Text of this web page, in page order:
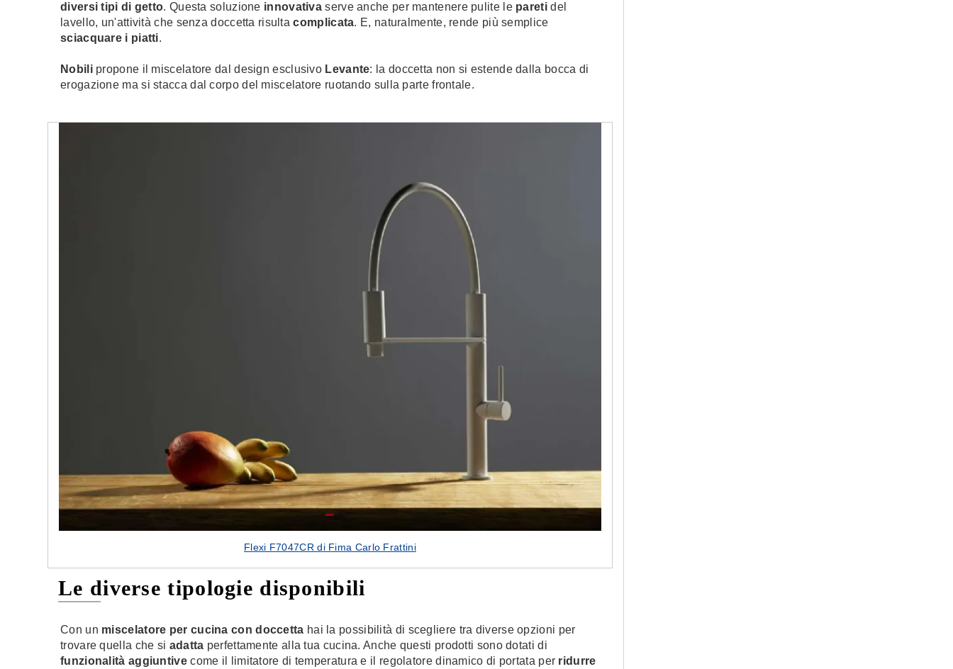
diversi tipi di getto. Questa soluzione innovativaserve anche per mantenere pulite le paretidel
lavello, un'attività che senza doccetta risultacomplicata. E, naturalmente, rende più semplice
sciacquare i piatti.
Nobili propone il miscelatore dal design esclusivo Levante: la doccetta non si estende dalla bocca di
erogazione ma si stacca dal corpo del miscelatore ruotando sulla parte frontale.
Flexi F7047CR di Fima Carlo Frattini
Le diverse tipologie disponibili
Con un miscelatore per cucina con doccetta hai la possibilità di scegliere tra diverse opzioni per
trovare quella che si adatta perfettamente alla tua cucina. Anche questi prodotti sono dotati di
funzionalità aggiuntivecome il limitatore di temperatura e il regolatore dinamico di portata per ridurre